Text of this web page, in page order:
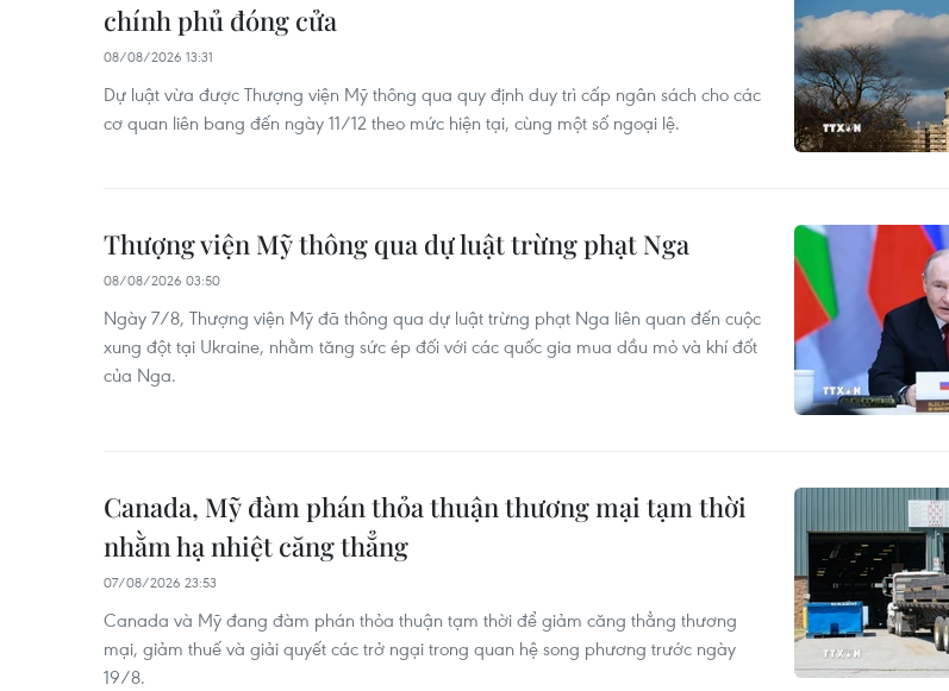
chính phủ đóng cửa
08/08/2026 13:31
Dự luật vừa được Thượng viện Mỹ thông qua quy định duy trì cấp ngân sách cho các
cơ quan liên bang đến ngày 11/12 theo mức hiện tại, cùng một số ngoại lệ.
Thượng viện Mỹ thông qua dự luật trừng phạt Nga
08/08/2026 03:50
Ngày 7/8, Thượng viện Mỹ đã thông qua dự luật trừng phạt Nga liên quan đến cuộc
xung đột tại Ukraine, nhằm tăng sức ép đối với các quốc gia mua dầu mỏ và khí đốt
của Nga.
Canada, Mỹ đàm phán thỏa thuận thương mại tạm thời
nhằm hạ nhiệt căng thẳng
07/08/2026 23:53
Canada và Mỹ đang đàm phán thỏa thuận tạm thời để giảm căng thẳng thương
mại, giảm thuế và giải quyết các trở ngại trong quan hệ song phương trước ngày
19/8.